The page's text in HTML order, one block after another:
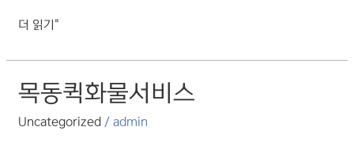
더 읽기"
목동퀵화물서비스
Uncategorized /admin
목동퀵화물서비스